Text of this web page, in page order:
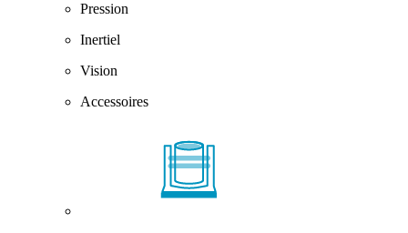
Pression
Inertiel
Vision
Accessoires